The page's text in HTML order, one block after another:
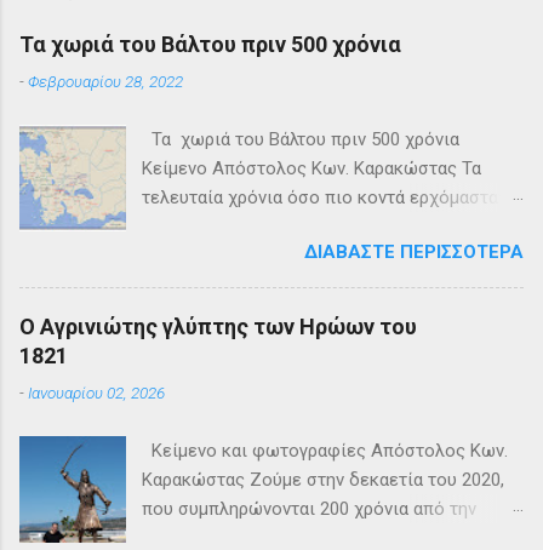
Τα χωριά του Βάλτου πριν 500 χρόνια
-Φεβρουαρίου 28, 2022
Τα χωριά του Βάλτου πριν 500 χρόνια
Κείμενο Απόστολος Κων. Καρακώστας Τα
τελευταία χρόνια όσο πιο κοντά ερχόμασταν
1821 και την δημιουργία του Ελληνικού
κράτους, πολλοί ιστορικοί ερευνητές
δραστηριοποιήθηκαν στην καταγραφή της
Ελληνικής Επανάστασης. Έτσι έχομε πολλές
αποκορύφωμα μέσα στο 2021 την κυκλοφορία
τους προσπάθησαν μέσα από ξεχασμένα και
σκόρπια ντοκουμέντα, παλιές εκδόσεις
ελληνικές και ξένες και προφορικές
ΔΙΑΒΆΣΤΕ ΠΕΡΙΣΣΌΤΕΡΑ
Ο Αγρινιώτης γλύπτης των Ηρώων του
1821
- Ιανουαρίου 02, 2026
Κείμενο και φωτογραφίες Απόστολος Κων.
Καρακώστας Ζούμε στην δεκαετία του 2020,
που συμπληρώνονται 200 χρόνια από την